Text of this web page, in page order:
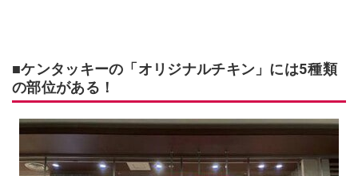
■ケンタッキーの「オリジナルチキン」には5種類
の部位がある！